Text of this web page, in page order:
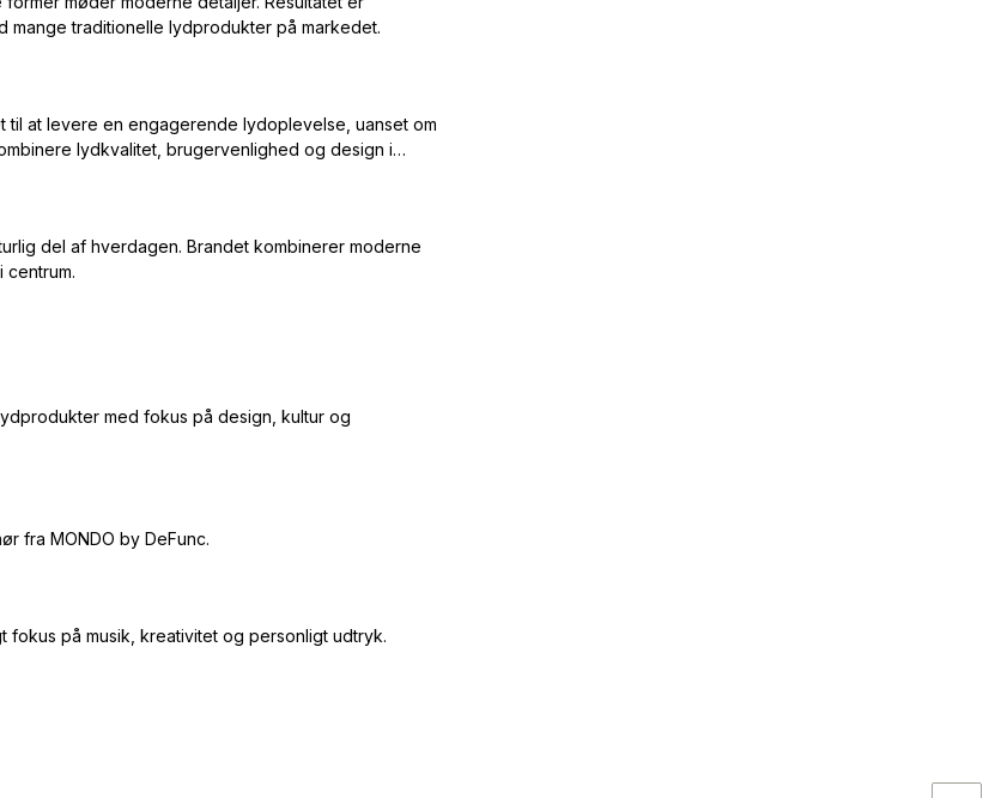
traditionelle lydprodukter på markedet.
at levere en engagerende lydoplevelse, uanset om
lydkvalitet, brugervenlighed og design i
del af hverdagen. Brandet kombinerer moderne
med fokus på design, kultur og
fra MONDO by DeFunc.
på musik, kreativitet og personligt udtryk.